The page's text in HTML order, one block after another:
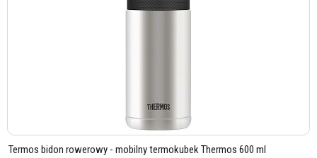
Termos bidon rowerowy - mobilny termokubek Thermos 600 ml